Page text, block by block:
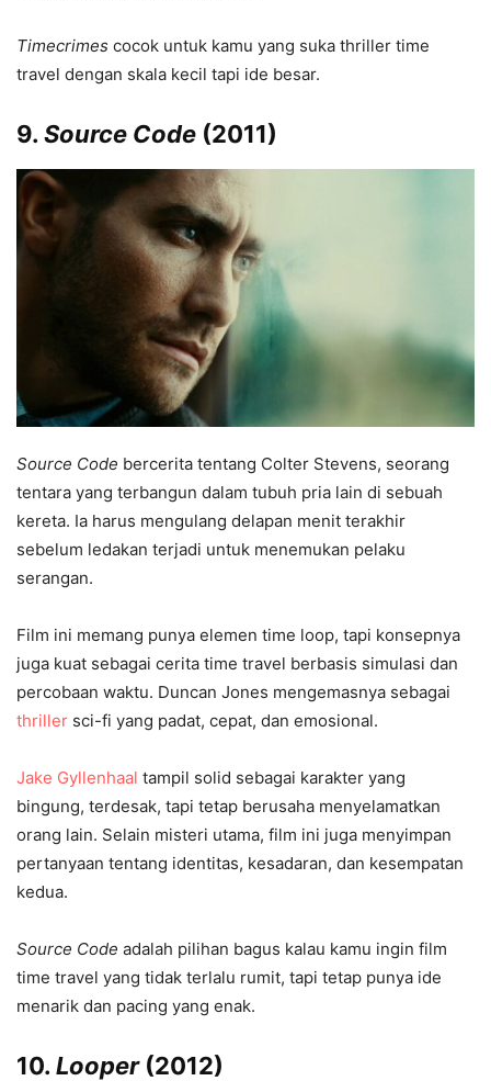
Timecrimes cocok untuk kamu yang suka thriller time
travel dengan skala kecil tapi ide besar.
9. Source Code (2011)
Source Code bercerita tentang Colter Stevens, seorang
tentara yang terbangun dalam tubuh pria lain di sebuah
kereta. Ia harus mengulang delapan menit terakhir
sebelum ledakan terjadi untuk menemukan pelaku
serangan.
Film ini memang punya elemen time loop, tapi konsepnya
juga kuat sebagai cerita time travel berbasis simulasi dan
percobaan waktu. Duncan Jones mengemasnya sebagai
thriller sci-fi yang padat, cepat, dan emosional.
Jake Gyllenhaal tampil solid sebagai karakter yang
bingung, terdesak, tapi tetap berusaha menyelamatkan
orang lain. Selain misteri utama, film ini juga menyimpan
pertanyaan tentang identitas, kesadaran, dan kesempatan
kedua.
Source Code adalah pilihan bagus kalau kamu ingin film
time travel yang tidak terlalu rumit, tapi tetap punya ide
menarik dan pacing yang enak.
10. Looper(2012)